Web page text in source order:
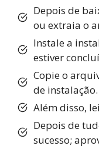
Depois de
ou extraia o
Instale a
estiver
Copie o
de instalação.
Além disso,
Depois de
sucesso;